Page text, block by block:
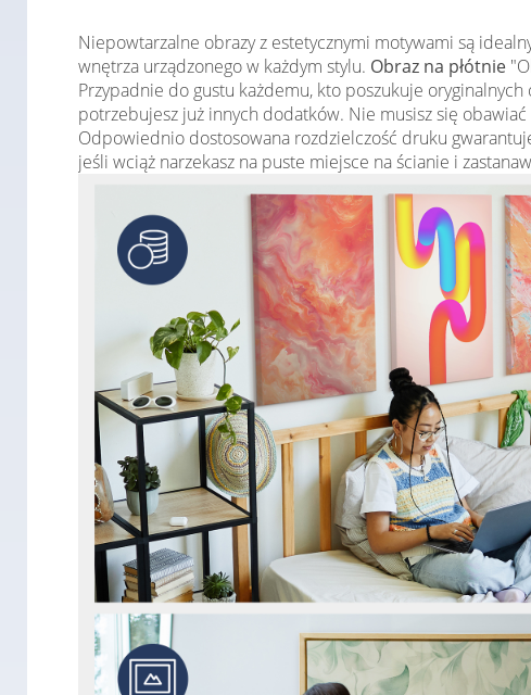
Niepowtarzalne obrazy z estetycznymi motywami są
wnętrza urządzonego w każdym stylu. Obraz na płótnie
Przypadnie do gustu każdemu, kto poszukuje
potrzebujesz już innych dodatków. Nie musisz się
Odpowiednio dostosowana rozdzielczość druku
jeśli wciąż narzekasz na puste miejsce na ścianie i